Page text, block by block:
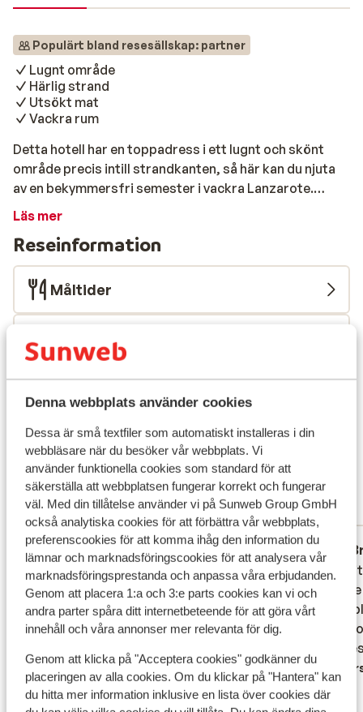
Denna webbplats använder cookies
Dessa är små textfiler som automatiskt installeras i din
webbläsare när du besöker vår webbplats. Vi
använder funktionella cookies som standard för att
säkerställa att webbplatsen fungerar korrekt och fungerar
väl. Med din tillåtelse använder vi på Sunweb Group GmbH
också analytiska cookies för att förbättra vår webbplats,
preferenscookies för att komma ihåg den information du
lämnar och marknadsföringscookies för att analysera vår
marknadsföringsprestanda och anpassa våra erbjudanden.
Genom att placera 1:a och 3:e parts cookies kan vi och
andra parter spåra ditt internetbeteende för att göra vårt
innehåll och våra annonser mer relevanta för dig.
Genom att klicka på "Acceptera cookies" godkänner du
placeringen av alla cookies. Om du klickar på "Hantera" kan
du hitta mer information inklusive en lista över cookies där
Populärt bland resesällskap: partner
Lugnt område
Härlig strand
Utsökt mat
Vackra rum
Detta hotell har en toppadress i ett lugnt och skönt
område precis intill strandkanten, så här kan du njuta
av en bekymmersfri semester i vackra Lanzarote.
Rummen är inredda med omsorg och har en
restaurangen kan du både avnjuta lokala och
internationella rätter. Du kommer att bo i den delen av
hotellet som heter Royal Level, vilket ger dig både
tillgång till faciliteterna på Lanzarote Playa samt de lite
mer lyxiga faciliteterna som infinitypoolen,
relaxområdet och den exklusiva poolbaren med buffé.
Läs mer
Reseinformation
Måltider
Flygresan
Vad våra gäster tycker
Det här är 100 % äkta kundrecensioner som verkligen
speglar deras upplevelser av vår produkt.
Mer om recensioner
8.3 Fantastisk
33 omdömen
Mest bokad av partner
Fantastisk
för 2 veckor sedan
Partie Royal: Bel Hôtel propre, avec un
restaurant et des bars réservé ou le
service était vrt au top. Personnel très
souriant, qui parle francais et anglais.
Chambre nettoyée tous les jours. Repas en
all in frais et différent tous les
jours/semaine. Spectacle (musicien,
acrobate, ...) au bord de la piscine a
Partie Royal: Bel Hôtel propre, avec un
restaurant et des bars réservé ou le
service était vrt au top. Personnel très
souriant, qui parle francais et anglais.
Chambre nettoyée tous les jours. Repas en
all in frais et différent tous les
jours/semaine. Spec... mer
Översätt till svenska
wc
wc